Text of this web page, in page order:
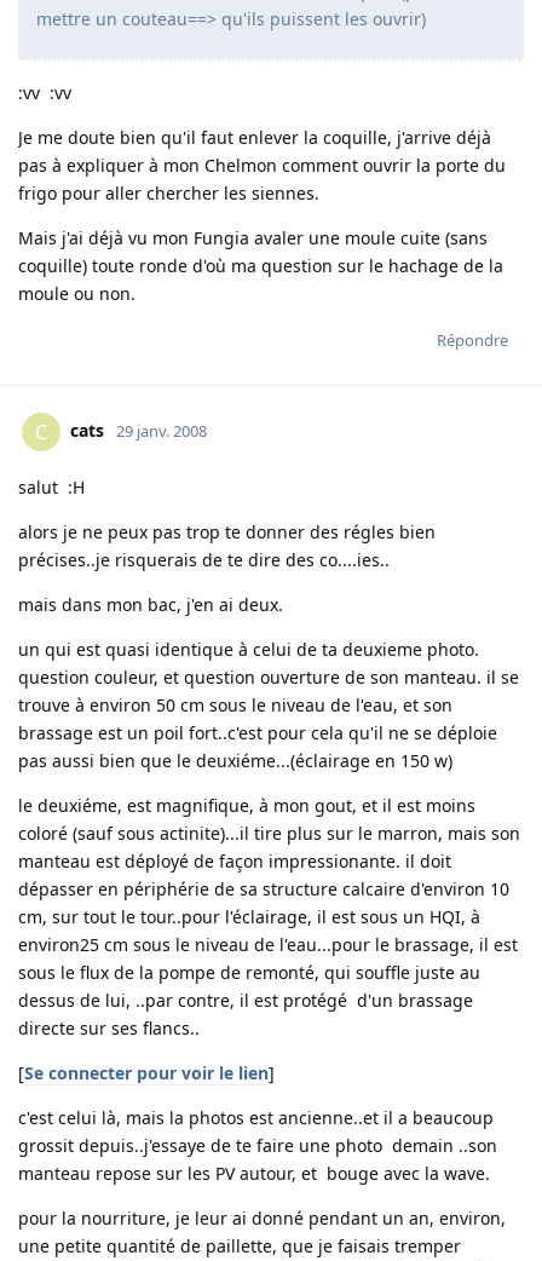
mettre un couteau==> qu'ils puissent les ouvrir)
:vv :vv
Je me doute bien qu'il faut enlever la coquille, j'arrive déjà
pas à expliquer à mon Chelmon comment ouvrir la porte du
frigo pour aller chercher les siennes.
Mais j'ai déjà vu mon Fungia avaler une moule cuite (sans
coquille) toute ronde d'où ma question sur le hachage de la
moule ou non.
Répondre
C cats 29 janv. 2008
salut :H
alors je ne peux pas trop te donner des régles bien
précises..je risquerais de te dire des co....ies..
mais dans mon bac, j'en ai deux.
un qui est quasi identique à celui de ta deuxieme photo.
question couleur, et question ouverture de son manteau. il se
trouve à environ 50 cm sous le niveau de l'eau, et son
brassage est un poil fort..c'est pour cela qu'il ne se déploie
pas aussi bien que le deuxiéme...(éclairage en 150 w)
le deuxiéme, est magnifique, à mon gout, et il est moins
coloré (sauf sous actinite)...il tire plus sur le marron, mais son
manteau est déployé de façon impressionante. il doit
dépasser en périphérie de sa structure calcaire d'environ 10
cm, sur tout le tour..pour l'éclairage, il est sous un HQI, à
environ25 cm sous le niveau de l'eau...pour le brassage, il est
sous le flux de la pompe de remonté, qui souffle juste au
dessus de lui, ..par contre, il est protégé d'un brassage
directe sur ses flancs..
[Se connecter pour voir le lien]
c'est celui là, mais la photos est ancienne..et il a beaucoup
grossit depuis..j'essaye de te faire une photo demain ..son
manteau repose sur les PV autour, et bouge avec la wave.
pour la nourriture, je leur ai donné pendant un an, environ,
une petite quantité de paillette, que je faisais tremper